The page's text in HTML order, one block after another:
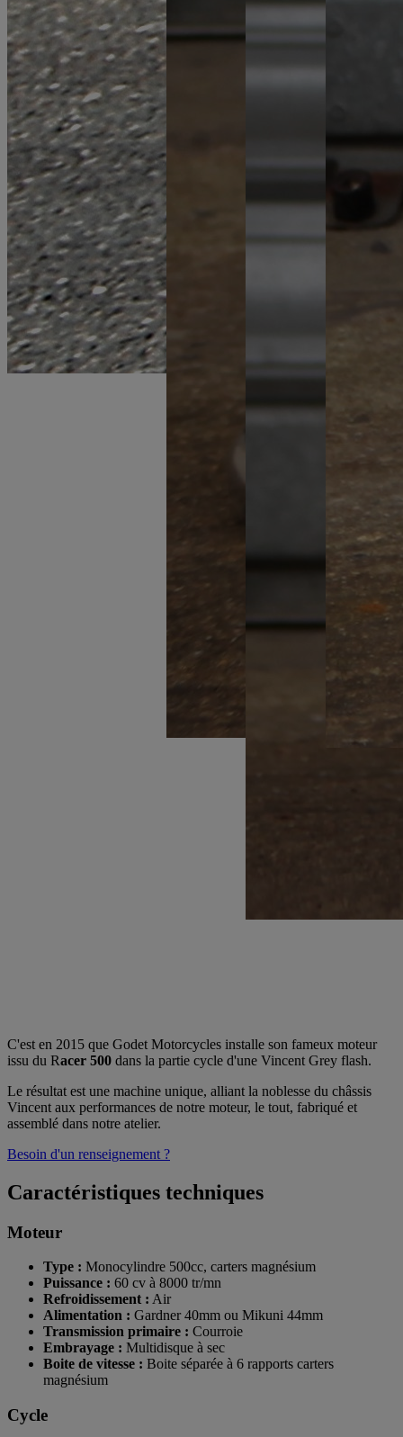
C'est en 2015 que Godet Motorcycles installe son fameux moteur
issu du Racer 500 dans la partie cycle d'une Vincent Grey flash.
Le résultat est une machine unique, alliant la noblesse du châssis
Vincent aux performances de notre moteur, le tout, fabriqué et
assemblé dans notre atelier.
Besoin d'un renseignement ?
Caractéristiques techniques
Moteur
Type : Monocylindre 500cc, carters magnésium
Puissance : 60 cv à 8000 tr/mn
Refroidissement : Air
Alimentation : Gardner 40mm ou Mikuni 44mm
Transmission primaire : Courroie
Embrayage : Multidisque à sec
Boite de vitesse : Boite séparée à 6 rapports carters
magnésium
Cycle